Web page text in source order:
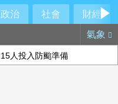
政治 社會
財經
氣象
人投入防颱準備